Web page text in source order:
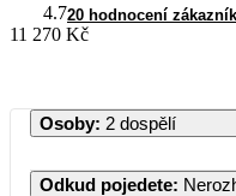
4.720 hodnocení
11 270 Kč
Osoby: 2 dospělí
Odkud pojedete: